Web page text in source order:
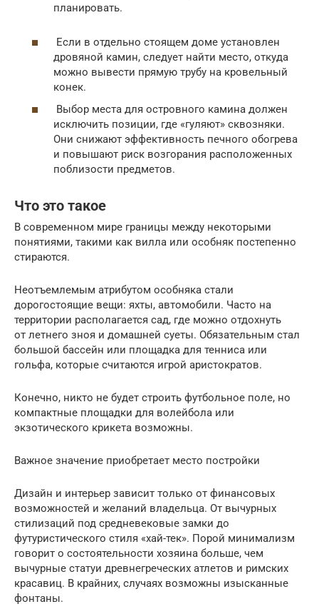
планировать.
Если в отдельно стоящем доме установлен
дровяной камин, следует найти место, откуда
можно вывести прямую трубу на кровельный
конек.
Выбор места для островного камина должен
исключить позиции, где «гуляют» сквозняки.
Они снижают эффективность печного обогрева
и повышают риск возгорания расположенных
поблизости предметов.
Что это такое
В современном мире границы между некоторыми
понятиями, такими как вилла или особняк постепенно
стираются.
Неотъемлемым атрибутом особняка стали
дорогостоящие вещи: яхты, автомобили. Часто на
территории располагается сад, где можно отдохнуть
от летнего зноя и домашней суеты. Обязательным стал
большой бассейн или площадка для тенниса или
гольфа, которые считаются игрой аристократов.
Конечно, никто не будет строить футбольное поле, но
компактные площадки для волейбола или
экзотического крикета возможны.
Важное значение приобретает место постройки
Дизайн и интерьер зависит только от финансовых
возможностей и желаний владельца. От вычурных
стилизаций под средневековые замки до
футуристического стиля «хай-тек». Порой минимализм
говорит о состоятельности хозяина больше, чем
вычурные статуи древнегреческих атлетов и римских
красавиц. В крайних, случаях возможны изысканные
фонтаны.